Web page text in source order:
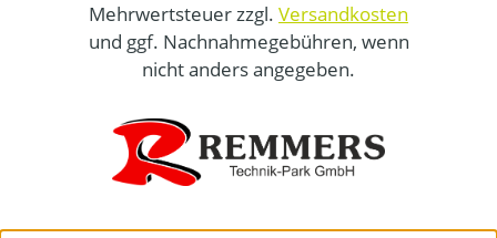
Mehrwertsteuer zzgl. Versandkosten
und ggf. Nachnahmegebühren, wenn
nicht anders angegeben.